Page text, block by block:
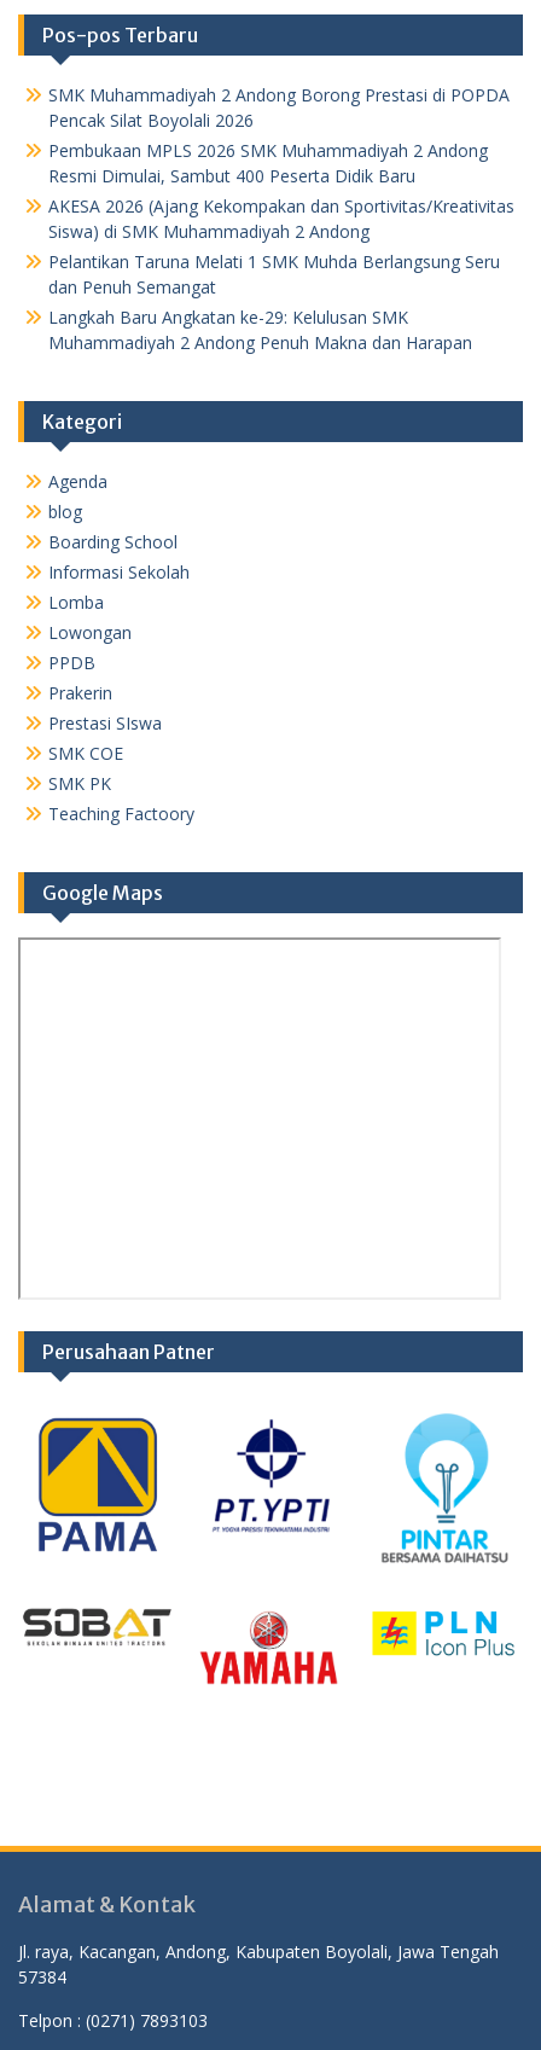
Pos-pos Terbaru
SMK Muhammadiyah 2 Andong Borong Prestasi di POPDA
Pencak Silat Boyolali 2026
Pembukaan MPLS 2026 SMK Muhammadiyah 2 Andong
Resmi Dimulai, Sambut 400 Peserta Didik Baru
AKESA 2026 (Ajang Kekompakan dan Sportivitas/Kreativitas
Siswa) di SMK Muhammadiyah 2 Andong
Pelantikan Taruna Melati 1 SMK Muhda Berlangsung Seru
dan Penuh Semangat
Langkah Baru Angkatan ke-29: Kelulusan SMK
Muhammadiyah 2 Andong Penuh Makna dan Harapan
Kategori
Agenda
blog
Boarding School
Informasi Sekolah
Lomba
Lowongan
PPDB
Prakerin
Prestasi SIswa
SMK COE
SMK PK
Teaching Factoory
Google Maps
Perusahaan Patner
Alamat & Kontak
Jl. raya, Kacangan, Andong, Kabupaten Boyolali, Jawa Tengah
57384
Telpon : (0271) 7893103